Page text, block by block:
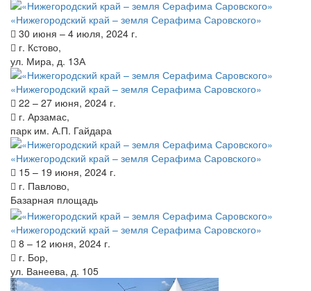
«Нижегородский край – земля Серафима Саровского»
30 июня – 4 июля, 2024 г.
г. Кстово,
ул. Мира, д. 13А
«Нижегородский край – земля Серафима Саровского»
22 – 27 июня, 2024 г.
г. Арзамас,
парк им. А.П. Гайдара
«Нижегородский край – земля Серафима Саровского»
15 – 19 июня, 2024 г.
г. Павлово,
Базарная площадь
«Нижегородский край – земля Серафима Саровского»
8 – 12 июня, 2024 г.
г. Бор,
ул. Ванеева, д. 105